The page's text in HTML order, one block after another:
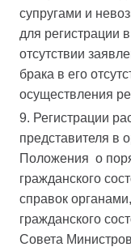
супругами и
для регистрации
отсутствии
брака в его
осуществления
9. Регистрации
представителя в
Положения о
гражданского
справок
гражданского
Совета